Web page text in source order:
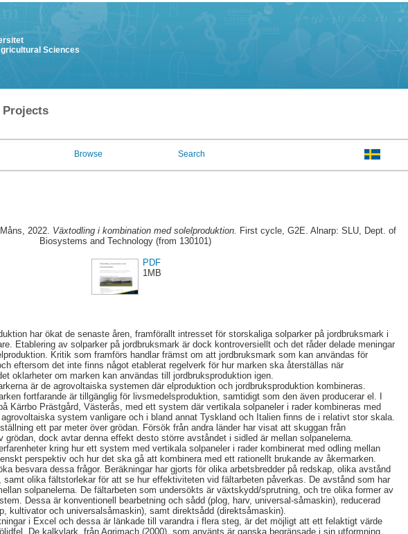
Sciences
Browse Search
, 2022. Växtodling i kombination med solelproduktion. First cycle, G2E. Alnarp: SLU, Dept. of
Biosystems and Technology (from 130101)
PDF
1MB
har ökat de senaste åren, framförallt intresset för storskaliga solparker på jordbruksmark i
Etablering av solparker på jordbruksmark är dock kontroversiellt och det råder delade meningar
Kritik som framförs handlar främst om att jordbruksmark som kan användas för
eftersom det inte finns något etablerat regelverk för hur marken ska återställas när
oklarheter om marken kan användas till jordbruksproduktion igen.
är de agrovoltaiska systemen där elproduktion och jordbruksproduktion kombineras.
fortfarande är tillgänglig för livsmedelsproduktion, samtidigt som den även producerar el. I
Kärrbo Prästgård, Västerås, med ett system där vertikala solpaneler i rader kombineras med
system vanligare och i bland annat Tyskland och Italien finns de i relativt stor skala.
ett par meter över grödan. Försök från andra länder har visat att skuggan från
grödan, dock avtar denna effekt desto större avståndet i sidled är mellan solpanelerna.
kring hur ett system med vertikala solpaneler i rader kombinerat med odling mellan
perspektiv och hur det ska gå att kombinera med ett rationellt brukande av åkermarken.
besvara dessa frågor. Beräkningar har gjorts för olika arbetsbredder på redskap, olika avstånd
samt olika fältstorlekar för att se hur effektiviteten vid fältarbeten påverkas. De avstånd som har
solpanelerna. De fältarbeten som undersökts är växtskydd/sprutning, och tre olika former av
Dessa är konventionell bearbetning och sådd (plog, harv, universal-såmaskin), reducerad
kultivator och universalsåmaskin), samt direktsådd (direktsåmaskin).
i Excel och dessa är länkade till varandra i flera steg, är det möjligt att ett felaktigt värde
De kalkylark, från Agrimach (2000), som använts är ganska begränsade i sin utformning